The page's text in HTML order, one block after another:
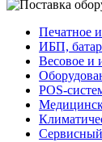
Печатное
ИБП,
Весовое и
POS-